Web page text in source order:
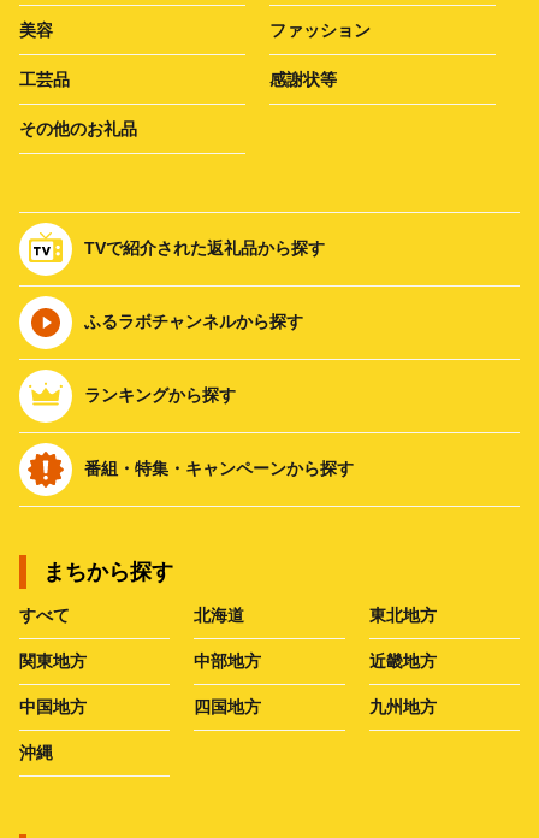
美容 ファッション
工芸品 感謝状等
その他のお礼品
TVで紹介された返礼品から探す
ふるラボチャンネルから探す
ランキングから探す
番組・特集・キャンペーンから探す
まちから探す
すべて 北海道 東北地方
関東地方 中部地方 近畿地方
中国地方 四国地方 九州地方
沖縄